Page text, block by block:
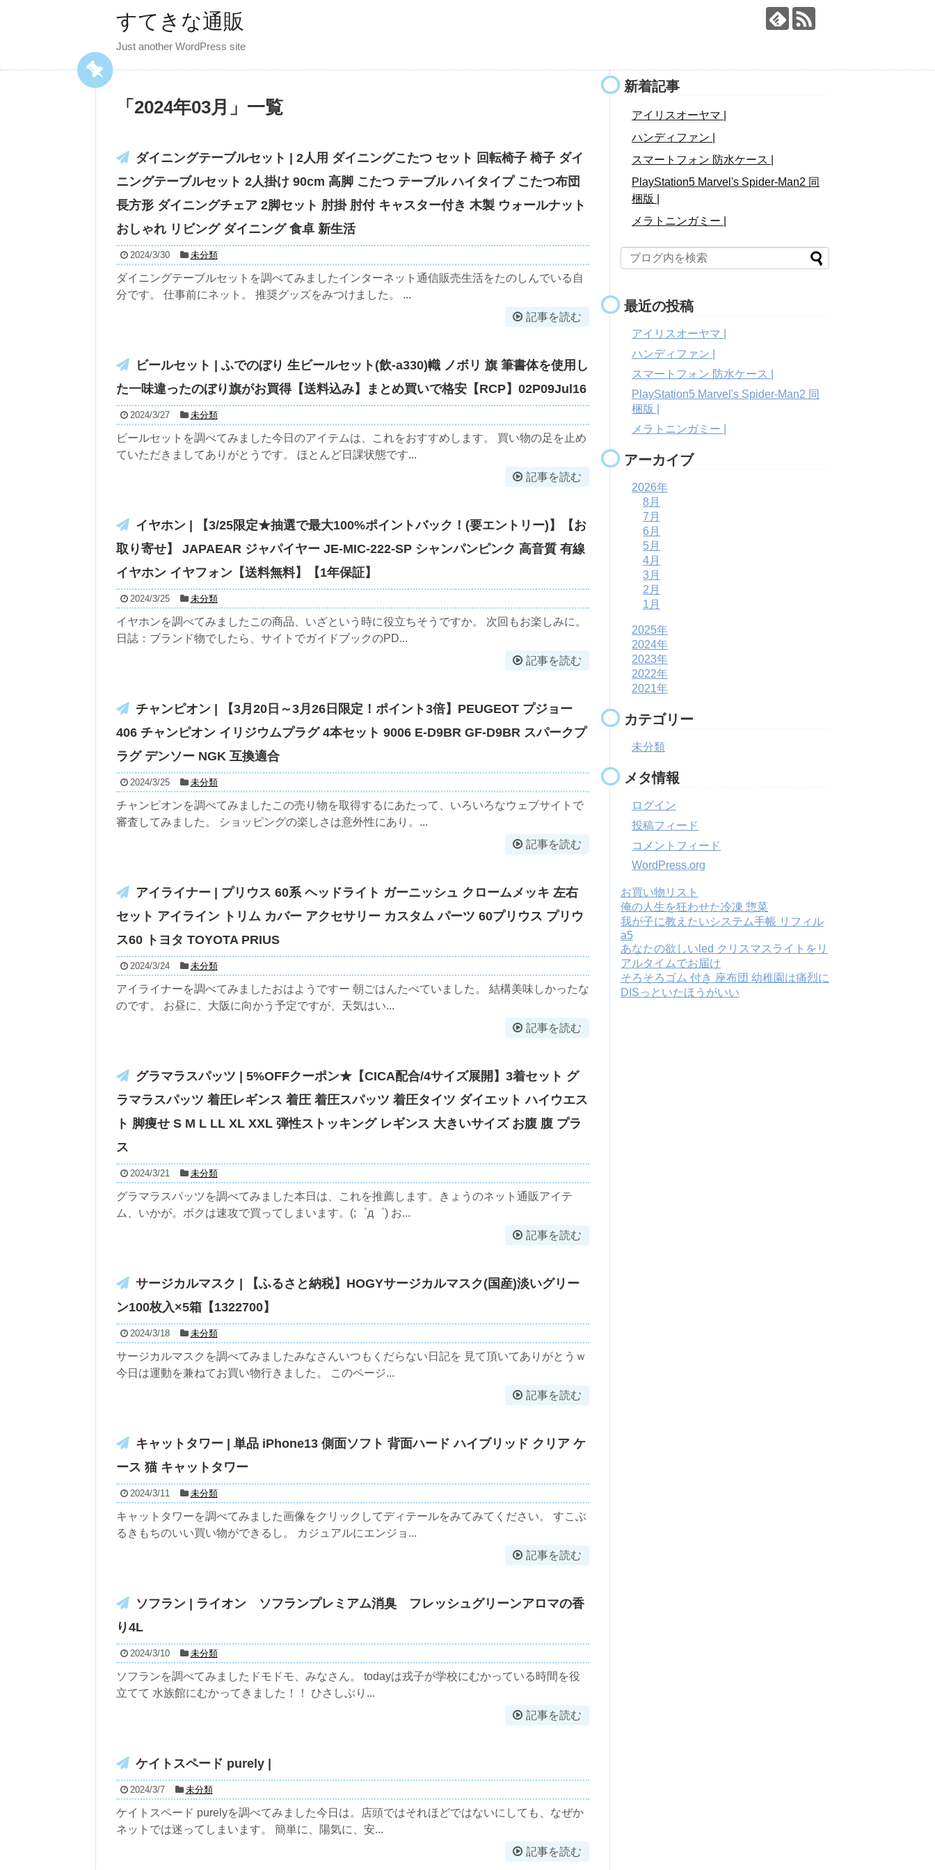
すてきな通販
Just another WordPress site
「 2024年03月 」 一覧
ダイニングテーブルセット | 2人用 ダイニングこたつ セット 回転椅子 椅子 ダイ
ニングテーブルセット 2人掛け 90cm 高脚 こたつ テーブル ハイタイプ こたつ布団
長方形 ダイニングチェア 2脚セット 肘掛 肘付 キャスター付き 木製 ウォールナット
おしゃれ リビング ダイニング 食卓 新生活
2024/3/30 未分類
ダイニングテーブルセットを調べてみましたインターネット通信販売生活をたのしんでいる自
分です。 仕事前にネット。 推奨グッズをみつけました。 ...
記事を読む
ビールセット | ふでのぼり 生ビールセット(飲-a330)幟 ノボリ 旗 筆書体を使用し
た一味違ったのぼり旗がお買得【送料込み】まとめ買いで格安【RCP】02P09Jul16
2024/3/27 未分類
ビールセットを調べてみました今日のアイテムは、これをおすすめします。 買い物の足を止め
ていただきましてありがとうです。 ほとんど日課状態です...
記事を読む
イヤホン | 【3/25限定★抽選で最大100%ポイントバック！(要エントリー)】【お
取り寄せ】 JAPAEAR ジャパイヤー JE-MIC-222-SP シャンパンピンク 高音質 有線
イヤホン イヤフォン【送料無料】【1年保証】
2024/3/25 未分類
イヤホンを調べてみましたこの商品、いざという時に役立ちそうですか。 次回もお楽しみに。
日誌：ブランド物でしたら、サイトでガイドブックのPD...
記事を読む
チャンピオン | 【3月20日～3月26日限定！ポイント3倍】PEUGEOT プジョー
406 チャンピオン イリジウムプラグ 4本セット 9006 E-D9BR GF-D9BR スパークプ
ラグ デンソー NGK 互換適合
2024/3/25 未分類
チャンピオンを調べてみましたこの売り物を取得するにあたって、いろいろなウェブサイトで
審査してみました。 ショッピングの楽しさは意外性にあり。...
記事を読む
アイライナー | プリウス 60系 ヘッドライト ガーニッシュ クロームメッキ 左右
セット アイライン トリム カバー アクセサリー カスタム パーツ 60プリウス プリウ
ス60 トヨタ TOYOTA PRIUS
2024/3/24 未分類
アイライナーを調べてみましたおはようですー 朝ごはんたべていました。 結構美味しかったな
のです。 お昼に、大阪に向かう予定ですが、天気はい...
記事を読む
グラマラスパッツ | 5%OFFクーポン★【CICA配合/4サイズ展開】3着セット グ
ラマラスパッツ 着圧レギンス 着圧 着圧スパッツ 着圧タイツ ダイエット ハイウエス
ト 脚痩せ S M L LL XL XXL 弾性ストッキング レギンス 大きいサイズ お腹 腹 プラ
ス
2024/3/21 未分類
グラマラスパッツを調べてみました本日は、これを推薦します。きょうのネット通販アイテ
ム、いかが。ボクは速攻で買ってしまいます。(;゜д゜) お...
記事を読む
サージカルマスク | 【ふるさと納税】HOGYサージカルマスク(国産)淡いグリー
ン100枚入×5箱【1322700】
2024/3/18 未分類
サージカルマスクを調べてみましたみなさんいつもくだらない日記を 見て頂いてありがとうｗ
今日は運動を兼ねてお買い物行きました。 このページ...
記事を読む
キャットタワー | 単品 iPhone13 側面ソフト 背面ハード ハイブリッド クリア ケ
ース 猫 キャットタワー
2024/3/11 未分類
キャットタワーを調べてみました画像をクリックしてディテールをみてみてください。 すこぶ
るきもちのいい買い物ができるし。 カジュアルにエンジョ...
記事を読む
ソフラン | ライオン ソフランプレミアム消臭 フレッシュグリーンアロマの香
り4L
2024/3/10 未分類
ソフランを調べてみましたドモドモ、みなさん。 todayは戎子が学校にむかっている時間を役
立てて 水族館にむかってきました！！ ひさしぶり...
記事を読む
ケイトスペード purely |
2024/3/7 未分類
ケイトスペード purelyを調べてみました今日は。店頭ではそれほどではないにしても、なぜか
ネットでは迷ってしまいます。 簡単に、陽気に、安...
記事を読む
新着記事
アイリスオーヤマ |
ハンディファン |
スマートフォン 防水ケース |
PlayStation5 Marvel's Spider-Man2 同
梱版 |
メラトニンガミー |
最近の投稿
アイリスオーヤマ |
ハンディファン |
スマートフォン 防水ケース |
PlayStation5 Marvel's Spider-Man2 同
梱版 |
メラトニンガミー |
アーカイブ
2026年
8月
7月
6月
5月
4月
3月
2月
1月
2025年
2024年
2023年
2022年
2021年
カテゴリー
未分類
メタ情報
ログイン
投稿フィード
コメントフィード
WordPress.org
お買い物リスト
俺の人生を狂わせた冷凍 惣菜
我が子に教えたいシステム手帳 リフィル
a5
あなたの欲しいled クリスマスライトをリ
アルタイムでお届け
そろそろゴム 付き 座布団 幼稚園は痛烈に
DISっといたほうがいい